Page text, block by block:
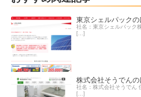
東京シェルパックの
社名：東京シェルパック
[…]
株式会社そうでんの
社名：株式会社そうでん
[…]